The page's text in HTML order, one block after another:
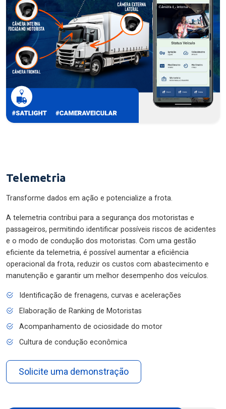
Telemetria
Transforme dados em ação e potencialize a frota.
A telemetria contribui para a segurança dos motoristas e
passageiros, permitindo identificar possíveis riscos de acidentes
e o modo de condução dos motoristas. Com uma gestão
eficiente da telemetria, é possível aumentar a eficiência
operacional da frota, reduzir os custos com abastecimento e
manutenção e garantir um melhor desempenho dos veículos.
Identificação de frenagens, curvas e acelerações
Elaboração de Ranking de Motoristas
Acompanhamento de ociosidade do motor
Cultura de condução econômica
Solicite uma demonstração